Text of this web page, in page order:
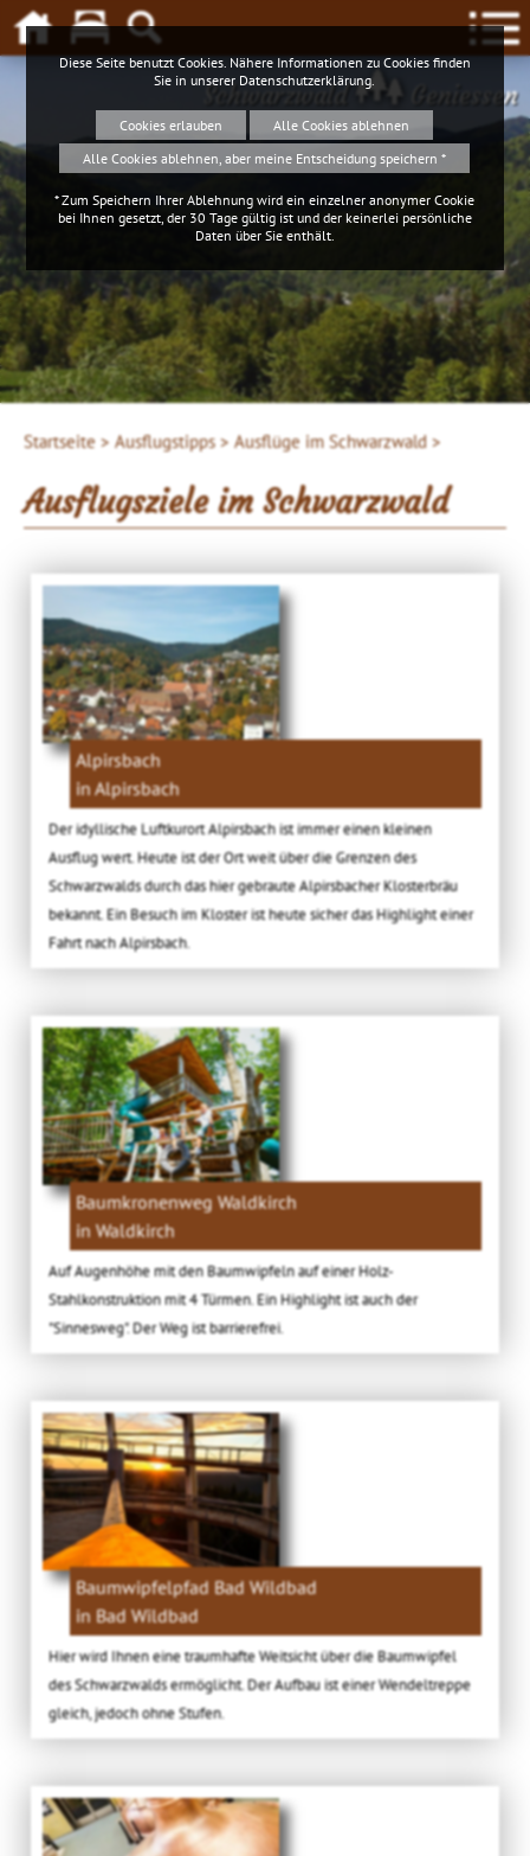
Schwarzwald Geniessen
Startseite > Ausflugstipps > Ausflüge im Schwarzwald >
Ausflugsziele im Schwarzwald
Alpirsbach
in Alpirsbach
Der idyllische Luftkurort Alpirsbach ist immer einen kleinen
Ausflug wert. Heute ist der Ort weit über die Grenzen des
Schwarzwalds durch das hier gebraute Alpirsbacher Klosterbräu
bekannt. Ein Besuch im Kloster ist heute sicher das Highlight einer
Fahrt nach Alpirsbach.
Baumkronenweg Waldkirch
in Waldkirch
Auf Augenhöhe mit den Baumwipfeln auf einer Holz-
Stahlkonstruktion mit 4 Türmen. Ein Highlight ist auch der
"Sinnesweg". Der Weg ist barrierefrei.
Baumwipfelpfad Bad Wildbad
in Bad Wildbad
Hier wird Ihnen eine traumhafte Weitsicht über die Baumwipfel
des Schwarzwalds ermöglicht. Der Aufbau ist einer Wendeltreppe
gleich, jedoch ohne Stufen.
Diese Seite benutzt Cookies. Nähere Informationen zu Cookies finden
Sie in unserer Datenschutzerklärung
Cookies erlauben
Alle Cookies ablehnen
Alle Cookies ablehnen, aber meine Entscheidung speichern *
* Zum Speichern Ihrer Ablehnung wird ein einzelner anonymer Cookie
bei Ihnen gesetzt, der 30 Tage gültig ist und der keinerlei persönliche
Daten über Sie enthält.